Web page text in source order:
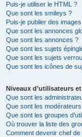
Puis-je utiliser le HTML ?
Que sont les smileys ?
Puis-je publier des
Que sont les annonces
Que sont les annonces ?
Que sont les sujets
Que sont les sujets
Que sont les icônes de
Niveaux d’utilisateurs
Que sont les
Que sont les
Que sont les groupes
Où trouver la liste des
Comment devenir chef de